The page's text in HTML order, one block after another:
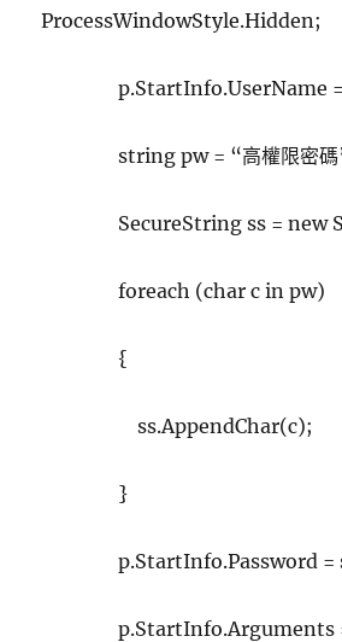
ProcessWindowStyle.Hidden;
p.StartInfo.UserName = “
string pw = “高權限密碼
SecureString ss = new
foreach (char c in pw)
{
ss.AppendChar(c);
}
p.StartInfo.Password =
p.StartInfo.Arguments =